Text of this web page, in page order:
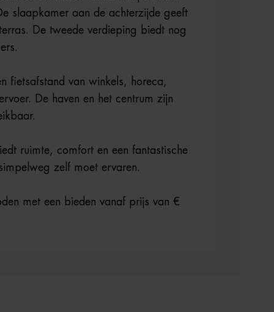
slaapkamer aan de achterzijde geeft
De tweede verdieping biedt nog
fietsafstand van winkels, horeca,
De haven en het centrum zijn
ruimte, comfort en een fantastische
zelf moet ervaren.
met een bieden vanaf prijs van €